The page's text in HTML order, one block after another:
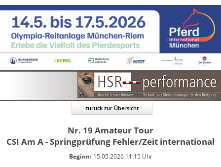
zurück zur Übersicht
Nr. 19 Amateur Tour
CSI Am A - Springprüfung Fehler/Zeit international
Beginn: 15.05.2026 11:15 Uhr